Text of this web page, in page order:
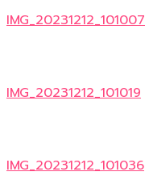
IMG_20231212_101007
IMG_20231212_101019
IMG_20231212_101036